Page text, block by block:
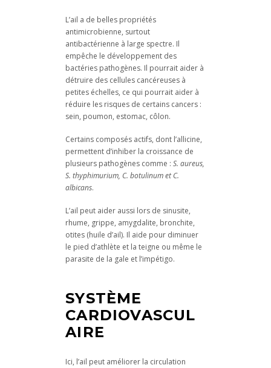
L’ail a de belles propriétés
antimicrobienne, surtout
antibactérienne à large spectre. Il
empêche le développement des
bactéries pathogènes. Il pourrait aider à
détruire des cellules cancéreuses à
petites échelles, ce qui pourrait aider à
réduire les risques de certains cancers :
sein, poumon, estomac, côlon.
Certains composés actifs, dont l’allicine,
permettent d’inhiber la croissance de
plusieurs pathogènes comme :S. aureus,
S. thyphimurium, C. botulinum et C.
albicans.
L’ail peut aider aussi lors de sinusite,
rhume, grippe, amygdalite, bronchite,
otites (huile d’ail). Il aide pour diminuer
le pied d’athlète et la teigne ou même le
parasite de la gale et l’impétigo.
SYSTÈME
CARDIOVASCUL
AIRE
Ici, l’ail peut améliorer la circulation